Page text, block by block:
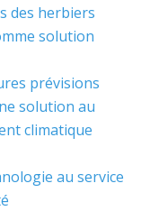
des herbiers
solution
prévisions
solution au
climatique
au service